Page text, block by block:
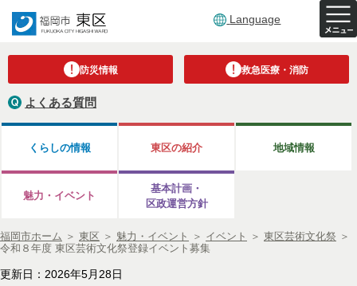
Language
防災情報 救急医療・消防
よくある質問
くらしの情報 東区の紹介 地域情報
魅力・イベント
基本計画・
区政運営方針
福岡市ホーム ＞ 東区 ＞ 魅力・イベント ＞ イベント ＞ 東区芸術文化祭 ＞
令和８年度 東区芸術文化祭登録イベント募集
更新日：2026年5月28日